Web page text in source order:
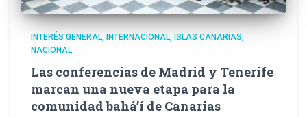
INTERÉS GENERAL INTERNACIONAL ISLAS CANARIAS
NACIONAL
Las conferencias de Madrid y Tenerife
marcan una nueva etapa para la
comunidad bahá’í de Canarias